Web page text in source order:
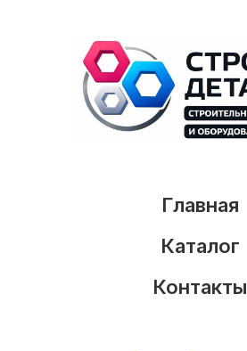
Главная
Каталог
Контакты